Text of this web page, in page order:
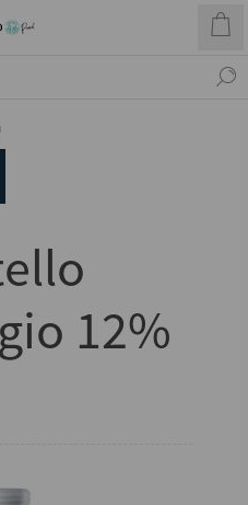
12%